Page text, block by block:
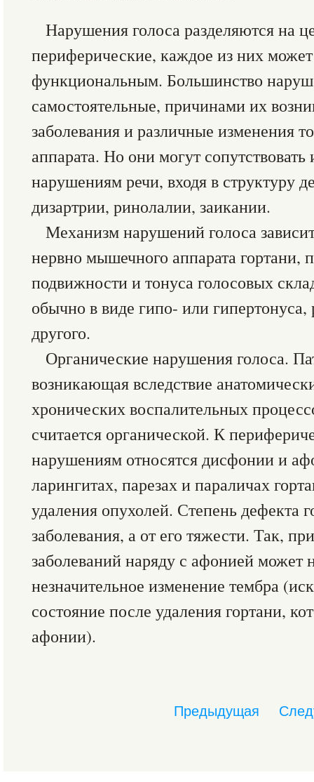
Нарушения голоса разделяются на
периферические, каждое из них
функциональным. Большинство
самостоятельные, причинами их
заболевания и различные изменения
аппарата. Но они могут
нарушениям речи, входя в структуру
дизартрии, ринолалии, заикании.
Механизм нарушений голоса
нервно мышечного аппарата гортани,
подвижности и тонуса голосовых
обычно в виде гипо- или гипертонуса,
другого.
Органические нарушения голоса.
возникающая вследствие
хронических воспалительных
считается органической. К
нарушениям относятся дисфонии и
ларингитах, парезах и параличах
удаления опухолей. Степень дефекта
заболевания, а от его тяжести. Так,
заболеваний наряду с афонией может
незначительное изменение тембра
состояние после удаления гортани,
афонии).
Предыдущая